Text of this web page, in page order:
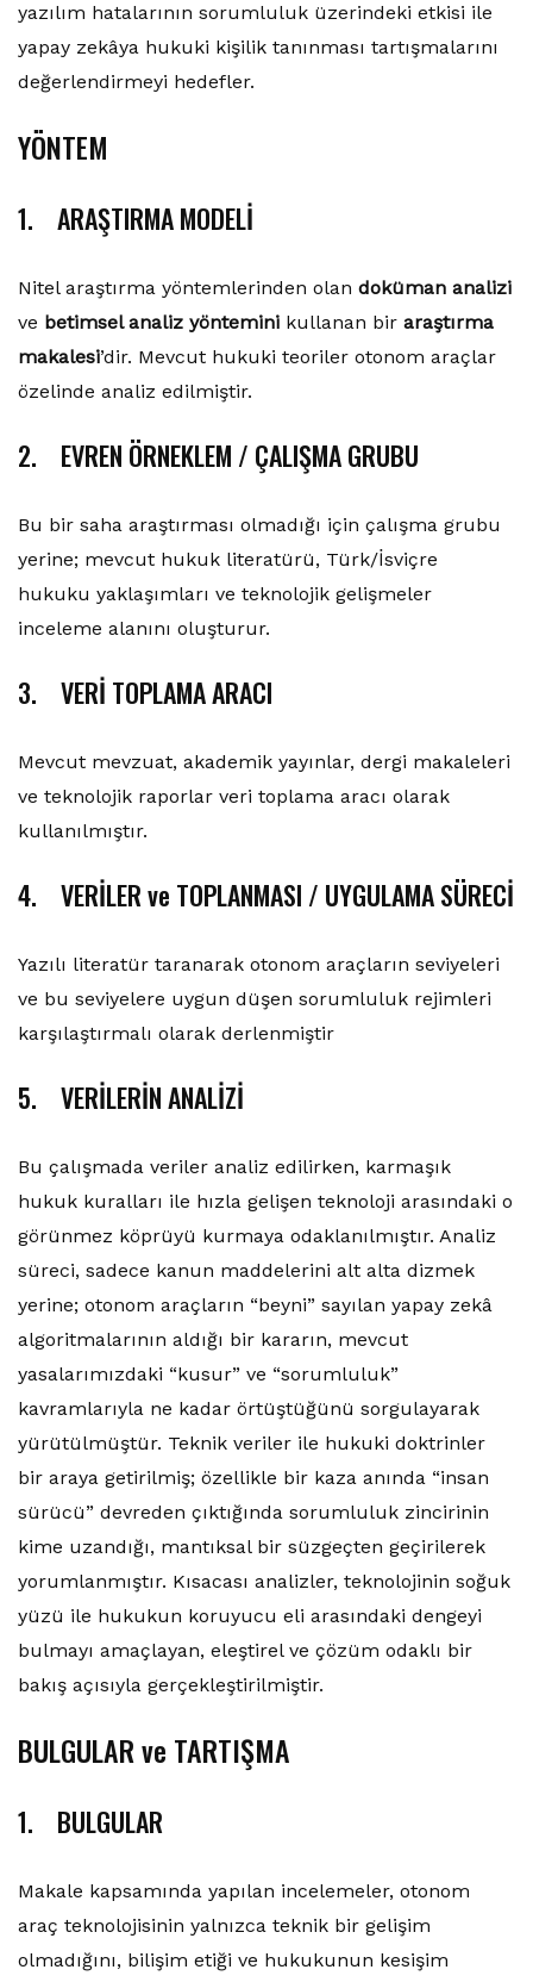
yazılım hatalarının sorumluluk üzerindeki etkisi ile
yapay zekâya hukuki kişilik tanınması tartışmalarını
değerlendirmeyi hedefler.
YÖNTEM
1. ARAŞTIRMA MODELİ
Nitel araştırma yöntemlerinden olan doküman analizi
ve betimsel analiz yöntemini kullanan bir araştırma
makalesi’dir. Mevcut hukuki teoriler otonom araçlar
özelinde analiz edilmiştir.
2. EVREN ÖRNEKLEM / ÇALIŞMA GRUBU
Bu bir saha araştırması olmadığı için çalışma grubu
yerine; mevcut hukuk literatürü, Türk/İsviçre
hukuku yaklaşımları ve teknolojik gelişmeler
inceleme alanını oluşturur.
3. VERİ TOPLAMA ARACI
Mevcut mevzuat, akademik yayınlar, dergi makaleleri
ve teknolojik raporlar veri toplama aracı olarak
kullanılmıştır.
4. VERİLER ve TOPLANMASI / UYGULAMA SÜRECİ
Yazılı literatür taranarak otonom araçların seviyeleri
ve bu seviyelere uygun düşen sorumluluk rejimleri
karşılaştırmalı olarak derlenmiştir
5. VERİLERİN ANALİZİ
Bu çalışmada veriler analiz edilirken, karmaşık
hukuk kuralları ile hızla gelişen teknoloji arasındaki o
görünmez köprüyü kurmaya odaklanılmıştır. Analiz
süreci, sadece kanun maddelerini alt alta dizmek
yerine; otonom araçların “beyni” sayılan yapay zekâ
algoritmalarının aldığı bir kararın, mevcut
yasalarımızdaki “kusur” ve “sorumluluk”
kavramlarıyla ne kadar örtüştüğünü sorgulayarak
yürütülmüştür. Teknik veriler ile hukuki doktrinler
bir araya getirilmiş; özellikle bir kaza anında “insan
sürücü” devreden çıktığında sorumluluk zincirinin
kime uzandığı, mantıksal bir süzgeçten geçirilerek
yorumlanmıştır. Kısacası analizler, teknolojinin soğuk
yüzü ile hukukun koruyucu eli arasındaki dengeyi
bulmayı amaçlayan, eleştirel ve çözüm odaklı bir
bakış açısıyla gerçekleştirilmiştir.
BULGULAR ve TARTIŞMA
1. BULGULAR
Makale kapsamında yapılan incelemeler, otonom
araç teknolojisinin yalnızca teknik bir gelişim
olmadığını, bilişim etiği ve hukukunun kesişim